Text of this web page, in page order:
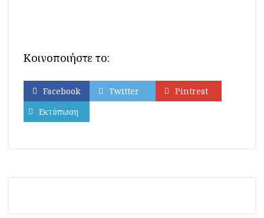
Κοινοποιήστε το:
Facebook Twitter
Pintrest
Εκτύπωση